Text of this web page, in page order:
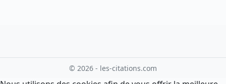
© 2026 - les-citations.com